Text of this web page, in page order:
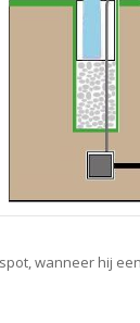
wanneer hij